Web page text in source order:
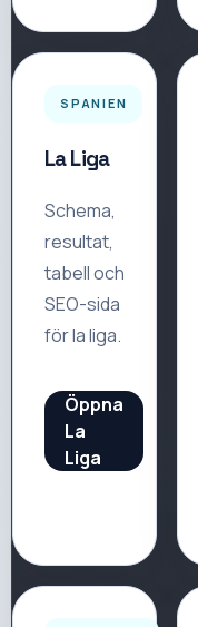
SPANIEN
La Liga
Schema,
resultat,
tabell och
SEO-sida
förla liga.
Öppna
La
Liga